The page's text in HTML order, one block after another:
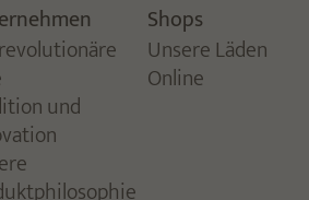
und
Shops
Unsere Läden
Online